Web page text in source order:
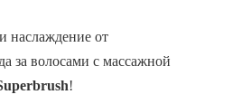
наслаждение от
за волосами с массажной
!